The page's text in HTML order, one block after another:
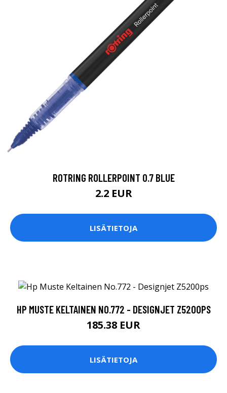
ROTRING ROLLERPOINT 0.7 BLUE
2.2 EUR
LISÄTIETOJA
HP MUSTE KELTAINEN NO.772 - DESIGNJET Z5200PS
185.38 EUR
LISÄTIETOJA